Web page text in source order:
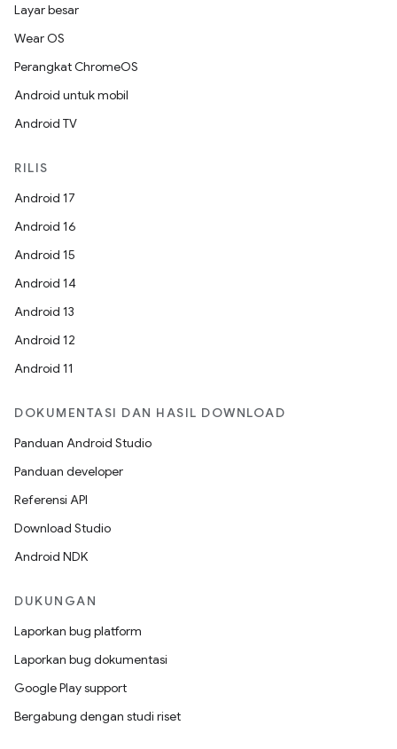
Layar besar
Wear OS
Perangkat ChromeOS
Android untuk mobil
Android TV
RILIS
Android 17
Android 16
Android 15
Android 14
Android 13
Android 12
Android 11
DOKUMENTASI DAN HASIL DOWNLOAD
Panduan Android Studio
Panduan developer
Referensi API
Download Studio
Android NDK
DUKUNGAN
Laporkan bug platform
Laporkan bug dokumentasi
Google Play support
Bergabung dengan studi riset